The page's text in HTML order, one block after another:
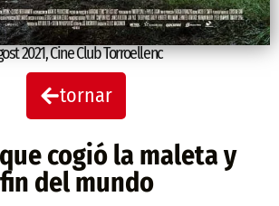
2021,Cine Club Torroellenc
tornar
cogió la maleta y
del mundo